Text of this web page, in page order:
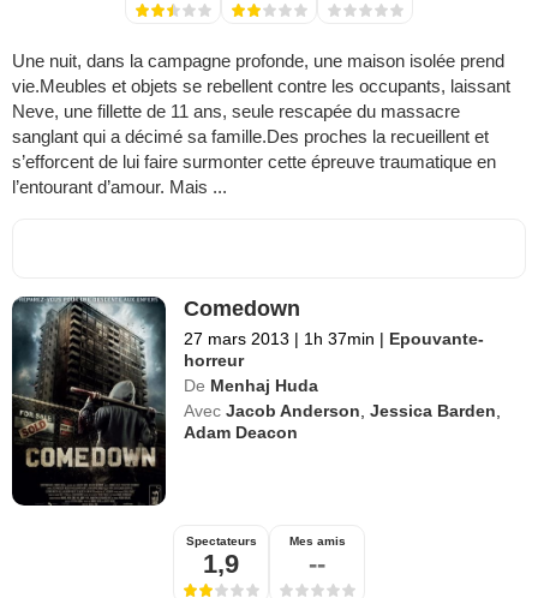
Une nuit, dans la campagne profonde, une maison isolée prend
vie.Meubles et objets se rebellent contre les occupants, laissant
Neve, une fillette de 11 ans, seule rescapée du massacre
sanglant qui a décimé sa famille.Des proches la recueillent et
s’efforcent de lui faire surmonter cette épreuve traumatique en
l’entourant d’amour. Mais ...
Comedown
27 mars 2013 | 1h 37min | Epouvante-
horreur
De Menhaj Huda
Avec Jacob Anderson ,Jessica Barden
Adam Deacon
Spectateurs
1,9
Mes amis
--